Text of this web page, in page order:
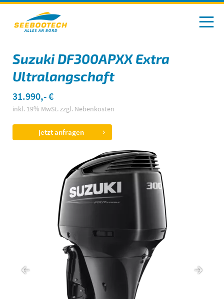
Suzuki DF300APXX Extra
Ultralangschaft
31.990,- €
inkl. 19% MwSt. zzgl. Nebenkosten
jetzt anfragen